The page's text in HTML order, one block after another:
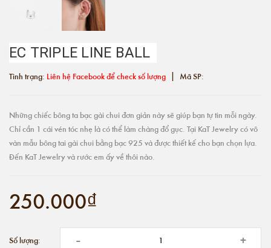
EC TRIPLE LINE BALL
Tình trạng: Liên hệ Facebook để check số lượng | Mã SP:
Những chiếc bông ta bạc gài chui đơn giản này sẽ giúp bạn tự tin mỗi ngày.
Chỉ cần 1 cái vén tóc nhẹ là có thể làm chàng đổ gục. Tại KaT Jewelry có vô
vàn mẫu bông tai gài chui bằng bạc 925 và được thiết kế cho bạn chọn lựa.
Đến KaT Jewelry và rước em ấy về thôi nào.
250.000₫
Số lượng: - +